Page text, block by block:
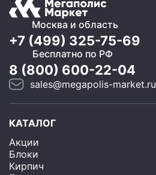
Москва и область
+7 (499) 325-75-69
Бесплатно по РФ
8 (800) 600-22-04
sales@megapolis-market.ru
КАТАЛОГ
Акции
Блоки
Кирпич